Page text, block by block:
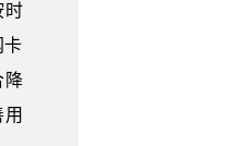
时
卡
降